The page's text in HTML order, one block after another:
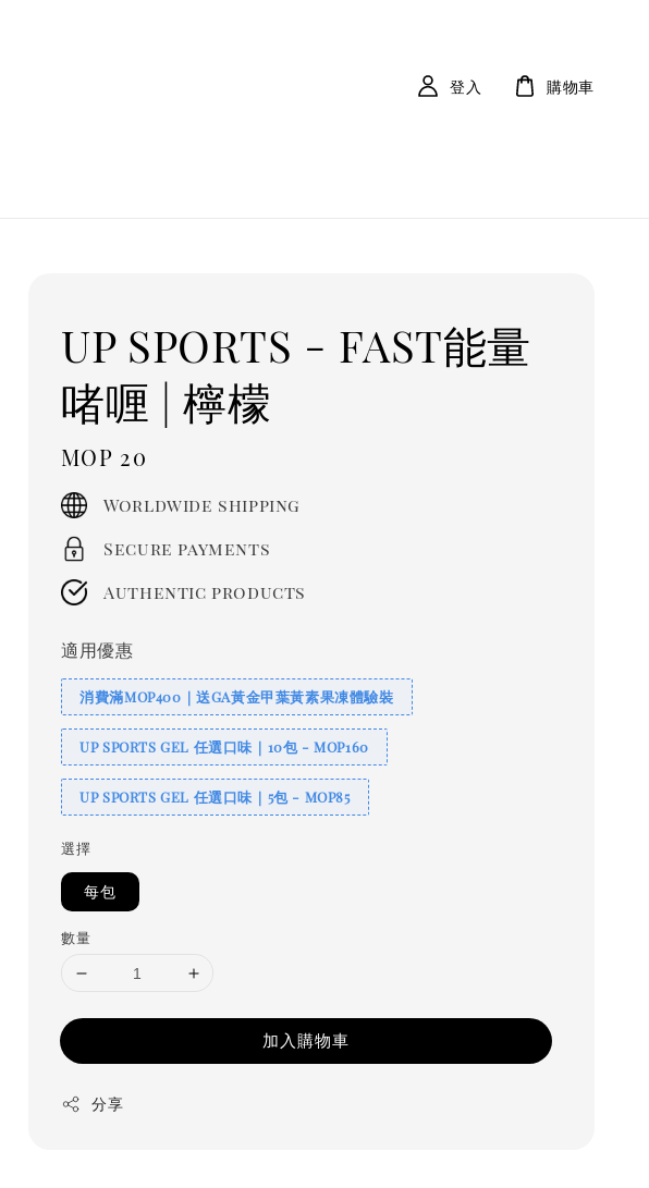
登入 購物車
UP SPORTS - FAST能量
啫喱 | 檸檬
Regular
price
MOP 20
Worldwide shipping
Secure payments
Authentic products
適用優惠
消費滿MOP400｜送GA黃金甲葉黃素果凍體驗裝
UP SPORTS GEL 任選口味｜10包 - MOP160
UP SPORTS GEL 任選口味｜5包 - MOP85
選擇
每包
數量
加入購物車
分享